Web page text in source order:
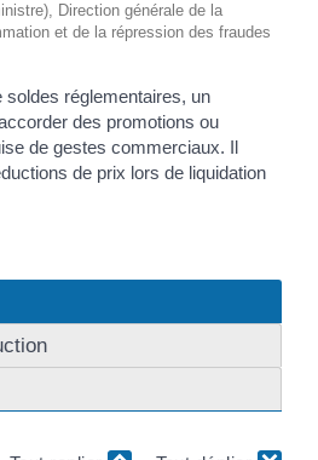
Direction générale de la
et de la répression des fraudes
soldes réglementaires, un
des promotions ou
de gestes commerciaux. Il
de prix lors de liquidation